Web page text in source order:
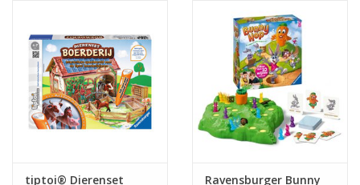
Reizen
Feestartikelen
School
tiptoi® Dierenset
Ravensburger Bunny